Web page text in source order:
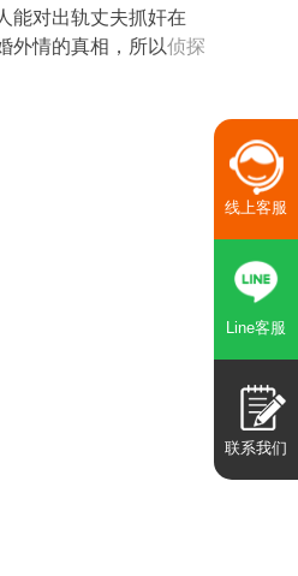
能对出轨丈夫抓奸在
外情的真相，所以侦探
线上客服
Line客服
联系我们